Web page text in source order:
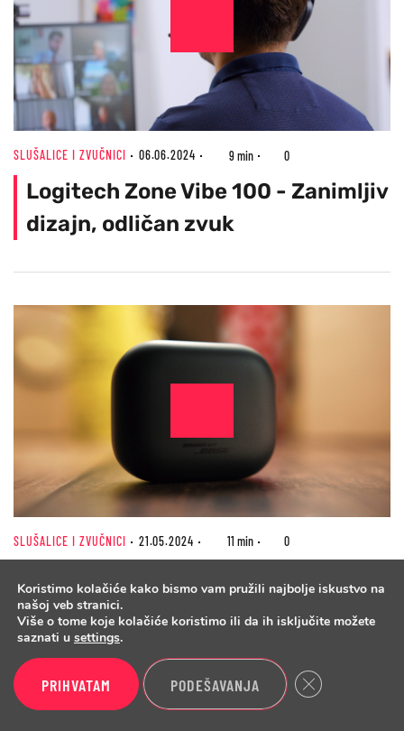
SLUŠALICE I ZVUČNICI 06.06.2024 9 min 0
Logitech Zone Vibe 100 - Zanimljiv
dizajn, odličan zvuk
SLUŠALICE I ZVUČNICI 21.05.2024 11 min 0
Sound By Bose, zasluženo - Moto
Buds+
Koristimo kolačiće kako bismo vam pružili najbolje iskustvo na
našoj veb stranici.
Više o tome koje kolačiće koristimo ili da ih isključite možete
saznati u settings.
PRIHVATAM PODEŠAVANJA Close GDPR